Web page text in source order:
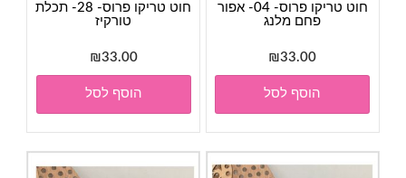
חוט טריקו פרוס- 04- אפור
פחם מלנג
₪33.00
הוסף לסל
חוט טריקו פרוס- 28- תכלת
טורקיז
₪33.00
הוסף לסל